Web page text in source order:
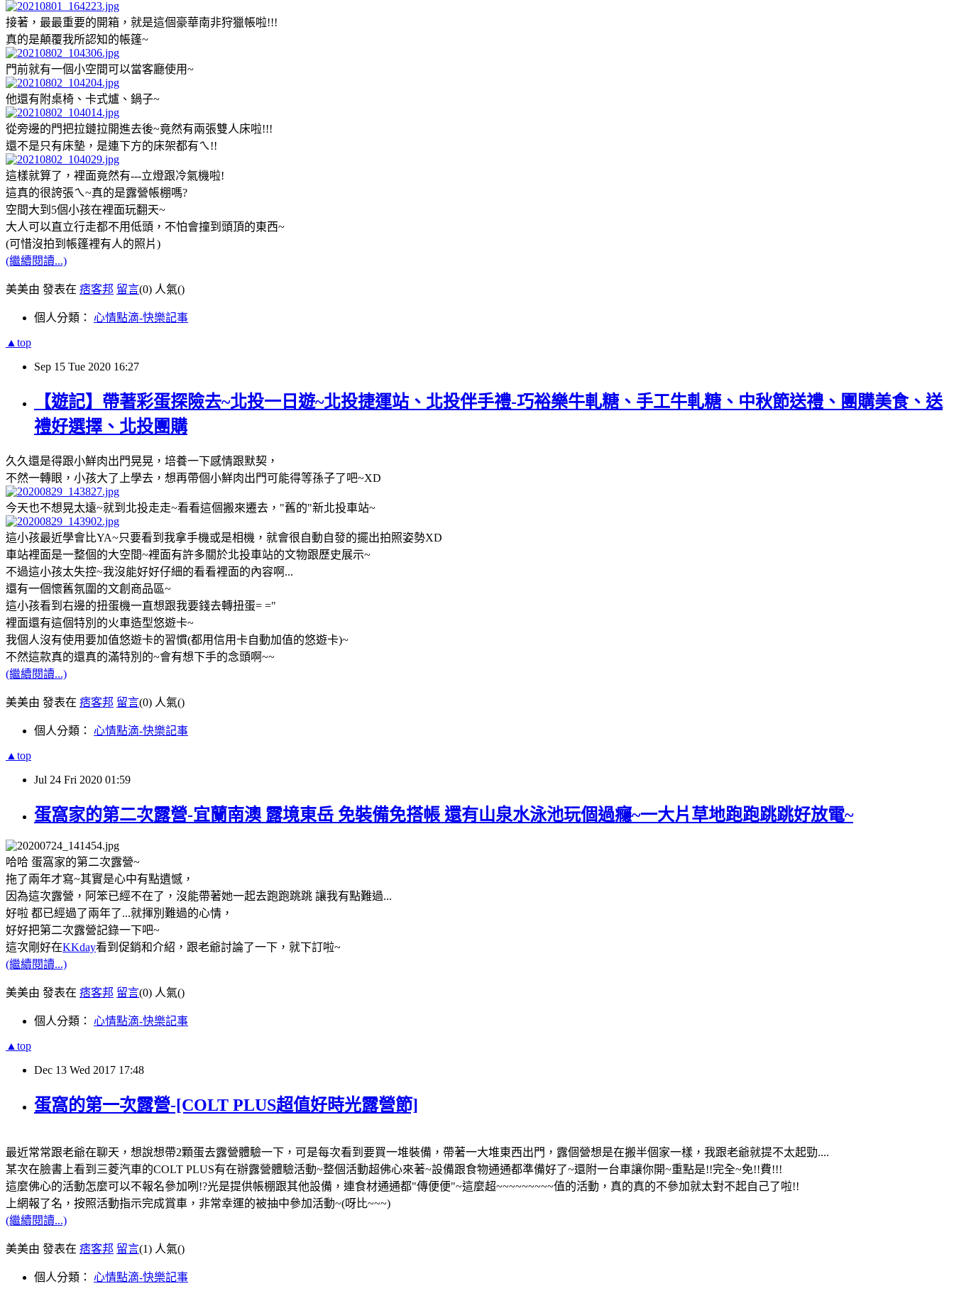
接著，最最重要的開箱，就是這個豪華南非狩獵帳啦!!!
真的是顛覆我所認知的帳篷~
門前就有一個小空間可以當客廳使用~
他還有附桌椅、卡式爐、鍋子~
從旁邊的門把拉鏈拉開進去後~竟然有兩張雙人床啦!!!
還不是只有床墊，是連下方的床架都有ㄟ!!
這樣就算了，裡面竟然有---立燈跟冷氣機啦!
這真的很誇張ㄟ~真的是露營帳棚嗎?
空間大到5個小孩在裡面玩翻天~
大人可以直立行走都不用低頭，不怕會撞到頭頂的東西~
(可惜沒拍到帳篷裡有人的照片)
(繼續閱讀...)
美美由 發表在 痞客邦 留言(0) 人氣()
個人分類： 心情點滴-快樂記事
▲top
Sep 15 Tue 2020 16:27
【遊記】帶著彩蛋探險去~北投一日遊~北投捷運站、北投伴手禮-巧裕樂牛軋糖、手工牛軋糖、中秋節送禮、團購美食、送
禮好選擇、北投團購
久久還是得跟小鮮肉出門晃晃，培養一下感情跟默契，
不然一轉眼，小孩大了上學去，想再帶個小鮮肉出門可能得等孫子了吧~XD
今天也不想晃太遠~就到北投走走~看看這個搬來遷去，"舊的"新北投車站~
這小孩最近學會比YA~只要看到我拿手機或是相機，就會很自動自發的擺出拍照姿勢XD
車站裡面是一整個的大空間~裡面有許多關於北投車站的文物跟歷史展示~
不過這小孩太失控~我沒能好好仔細的看看裡面的內容啊...
還有一個懷舊氛圍的文創商品區~
這小孩看到右邊的扭蛋機一直想跟我要錢去轉扭蛋= ="
裡面還有這個特別的火車造型悠遊卡~
我個人沒有使用要加值悠遊卡的習慣(都用信用卡自動加值的悠遊卡)~
不然這款真的還真的滿特別的~會有想下手的念頭啊~~
(繼續閱讀...)
美美由 發表在 痞客邦 留言(0) 人氣()
個人分類： 心情點滴-快樂記事
▲top
Jul 24 Fri 2020 01:59
蛋窩家的第二次露營-宜蘭南澳 露境東岳 免裝備免搭帳 還有山泉水泳池玩個過癮~一大片草地跑跑跳跳好放電~
哈哈 蛋窩家的第二次露營~
拖了兩年才寫~其實是心中有點遺憾，
因為這次露營，阿笨已經不在了，沒能帶著她一起去跑跑跳跳 讓我有點難過...
好啦 都已經過了兩年了...就揮別難過的心情，
好好把第二次露營記錄一下吧~
這次剛好在KKday看到促銷和介紹，跟老爺討論了一下，就下訂啦~
(繼續閱讀...)
美美由 發表在 痞客邦 留言(0) 人氣()
個人分類： 心情點滴-快樂記事
▲top
Dec 13 Wed 2017 17:48
蛋窩的第一次露營-[COLT PLUS超值好時光露營節]
最近常常跟老爺在聊天，想說想帶2顆蛋去露營體驗一下，可是每次看到要買一堆裝備，帶著一大堆東西出門，露個營想是在搬半個家一樣，我跟老爺就提不太起勁....
某次在臉書上看到三菱汽車的COLT PLUS有在辦露營體驗活動~整個活動超佛心來著~設備跟食物通通都準備好了~還附一台車讓你開~重點是!!完全~免!!費!!!
這麼佛心的活動怎麼可以不報名參加咧!?光是提供帳棚跟其他設備，連食材通通都"傳便便"~這麼超~~~~~~~~~值的活動，真的真的不參加就太對不起自己了啦!!
上網報了名，按照活動指示完成賞車，非常幸運的被抽中參加活動~(呀比~~~)
(繼續閱讀...)
美美由 發表在 痞客邦 留言(1) 人氣()
個人分類： 心情點滴-快樂記事